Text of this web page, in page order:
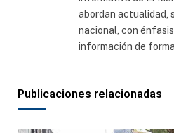
abordan actualidad,
nacional, con
información de
Publicaciones relacionadas